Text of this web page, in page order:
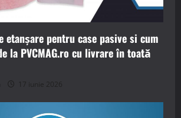
etanșare pentru case pasive si cum
la PVCMAG.ro cu livrare în toată
17 iunie 2026